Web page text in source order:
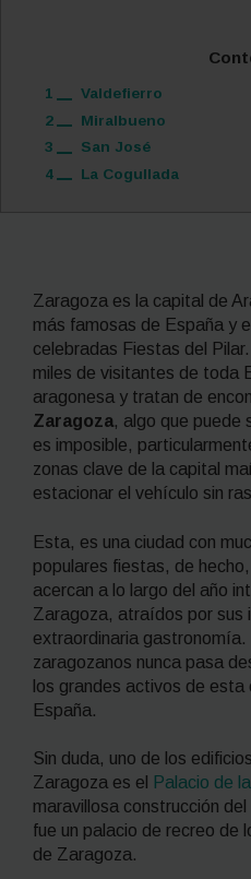
1
Valdefierro
2
Miralbueno
3
San José
4
La Cogullada
Zaragoza es la capital de
más famosas de España y
celebradas Fiestas del
miles de visitantes de toda
aragonesa y tratan de
Zaragoza, algo que puede
es imposible,
zonas clave de la capital
estacionar el vehículo sin
Esta, es una ciudad con
populares fiestas, de
acercan a lo largo del año
Zaragoza, atraídos por sus
extraordinaria gastronomía.
zaragozanos nunca pasa
los grandes activos de esta
España.
Sin duda, uno de los
Zaragoza es el
Palacio de
maravillosa construcción
fue un palacio de recreo de
de Zaragoza.